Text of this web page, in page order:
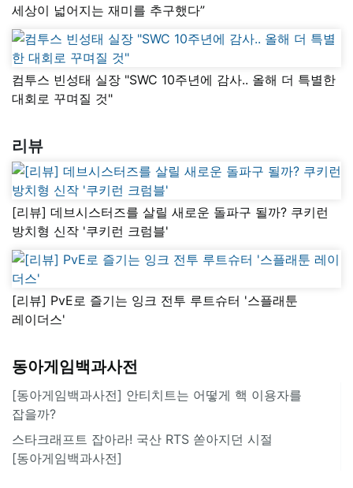
세상이 넓어지는 재미를 추구했다”
컴투스 빈성태 실장 "SWC 10주년에 감사.. 올해 더 특별한
대회로 꾸며질 것"
리뷰
[리뷰] 데브시스터즈를 살릴 새로운 돌파구 될까? 쿠키런
방치형 신작 '쿠키런 크럼블'
[리뷰] PvE로 즐기는 잉크 전투 루트슈터 '스플래툰
레이더스'
동아게임백과사전
[동아게임백과사전] 안티치트는 어떻게 핵 이용자를
잡을까?
스타크래프트 잡아라! 국산 RTS 쏟아지던 시절
[동아게임백과사전]